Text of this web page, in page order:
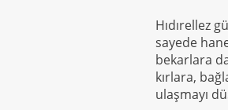
Hıdırellez
sayede
bekarlara
kırlara,
ulaşmayı